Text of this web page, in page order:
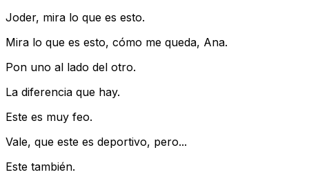
Joder, mira lo que es esto.
Mira lo que es esto, cómo me queda, Ana.
Pon uno al lado del otro.
La diferencia que hay.
Este es muy feo.
Vale, que este es deportivo, pero...
Este también.